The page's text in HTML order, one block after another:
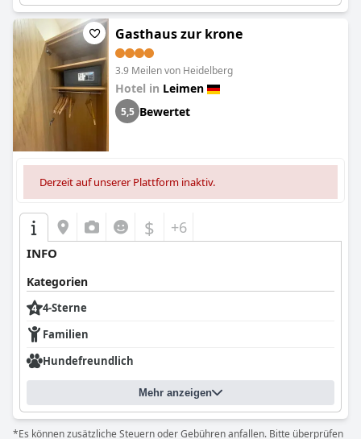
und mit freundlichem Personal. Insgesamt scheint es, dass das
Hotel Villa Toskanaeine gute Wahl für einen kurzen Aufenthalt
in der Gegend ist, auch wenn einige Verbesserungen
vorgenommen werden könnten.
Gasthaus zur krone
3.9 Meilen von Heidelberg
Hotel in Leimen
5,5 Bewertet
Derzeit auf unserer Plattform inaktiv.
$ +6
INFO
Kategorien
4-Sterne
Familien
Hundefreundlich
Mehr anzeigen
*Es können zusätzliche Steuern oder Gebühren anfallen. Bitte überprüfen